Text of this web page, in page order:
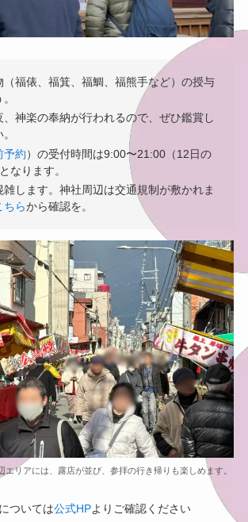
（福俵、福箕、福鯛、福熊手など）の授与
、神楽の奉納が行われるので、ぜひ鑑賞し
予約）の受付時間は9:00〜21:00（12日の
なります。
雑します。神社周辺は交通規制が敷かれま
ちらから確認を。
エリアには、露店が並び、参拝の行き帰りも楽しめます。
ついては公式HPよりご確認ください